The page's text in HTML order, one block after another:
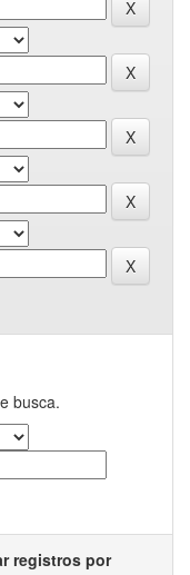
busca.
registros por